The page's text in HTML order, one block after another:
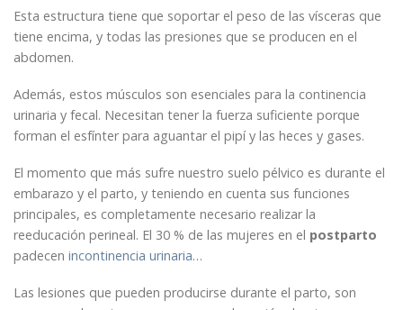
Esta estructura tiene que soportar el peso de las vísceras que
tiene encima, y todas las presiones que se producen en el
abdomen.
Además, estos músculos son esenciales para la continencia
urinaria y fecal. Necesitan tener la fuerza suficiente porque
forman el esfínter para aguantar el pipí y las heces y gases.
El momento que más sufre nuestro suelo pélvico es durante el
embarazo y el parto, y teniendo en cuenta sus funciones
principales, es completamente necesario realizar la
reeducación perineal. El 30 % de las mujeres en el postparto
padecen incontinencia urinaria…
Las lesiones que pueden producirse durante el parto, son